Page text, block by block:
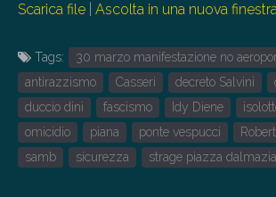
Scarica file Ascolta in una nuova
Tags:
30 marzo manifestazione no
antirazzismo
Casseri decreto Salvini
duccio dini
fascismo Idy Diene
omicidio
piana ponte vespucci
samb
sicurezza strage piazza dalmazia